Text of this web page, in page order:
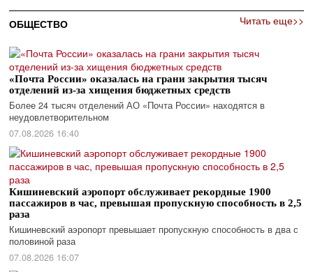
ОБЩЕСТВО Читать еще>>
«Почта России» оказалась на грани закрытия тысяч
отделений из-за хищения бюджетных средств
Более 24 тысяч отделений АО «Почта России» находятся в
неудовлетворительном
07.08.2026 16:40
Кишиневский аэропорт обслуживает рекордные 1900
пассажиров в час, превышая пропускную способность в 2,5
раза
Кишиневский аэропорт превышает пропускную способность в два с
половиной раза
07.08.2026 16:07